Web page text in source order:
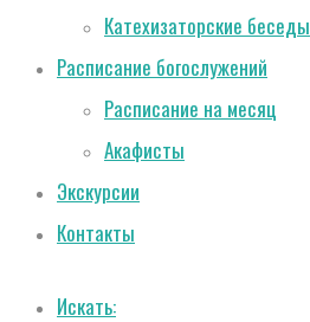
Катехизаторские беседы
Расписание богослужений
Расписание на месяц
Акафисты
Экскурсии
Контакты
Искать: